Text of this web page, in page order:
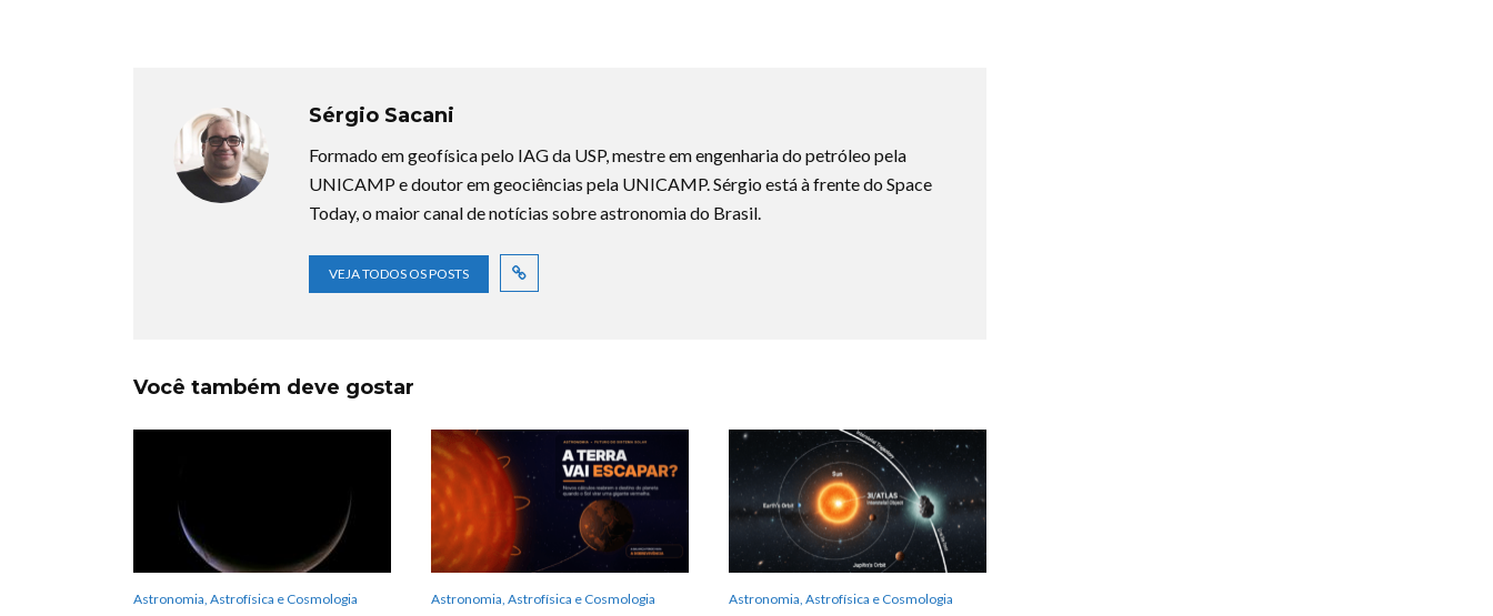
Sérgio Sacani
Formado em geofísica pelo IAG da USP, mestre em engenharia do petróleo pela
UNICAMP e doutor em geociências pela UNICAMP. Sérgio está à frente do Space
Today, o maior canal de notícias sobre astronomia do Brasil.
VEJA TODOS OS POSTS
Você também deve gostar
Astronomia, Astrofísica e Cosmologia Astronomia, Astrofísica e Cosmologia Astronomia, Astrofísica e Cosmologia